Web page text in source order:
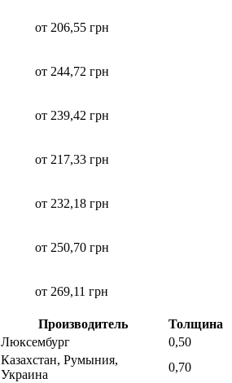
от 206,55 грн
от 244,72 грн
от 239,42 грн
от 217,33 грн
от 232,18 грн
от 250,70 грн
от 269,11 грн
Производитель
Толщина
Люксембург
0,50
Казахстан, Румыния,
Украина
0,70